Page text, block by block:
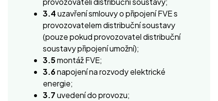
3.4uzavření smlouvy o připojení FVE s
provozovatelem distribuční soustavy
(pouze pokud provozovatel distribuční
soustavy připojení umožní);
3.5montáž FVE;
3.6napojení na rozvody elektrické
energie;
3.7uvedení do provozu;